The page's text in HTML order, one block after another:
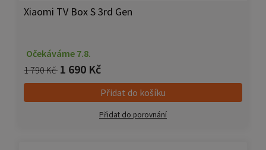
Xiaomi TV Box S 3rd Gen
Očekáváme 7.8.
1 790 Kč 1 690 Kč
Přidat do košíku
Přidat do porovnání